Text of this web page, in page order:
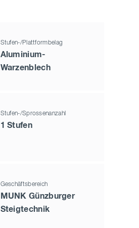
Stufen-/Plattformbelag
Aluminium-
Warzenblech
Stufen-/Sprossenanzahl
1 Stufen
Geschäftsbereich
MUNK Günzburger
Steigtechnik